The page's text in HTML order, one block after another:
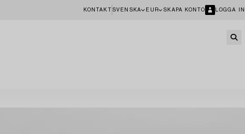
KONTAKT SVENSKA EUR SKAPA KONTO LOGGA IN